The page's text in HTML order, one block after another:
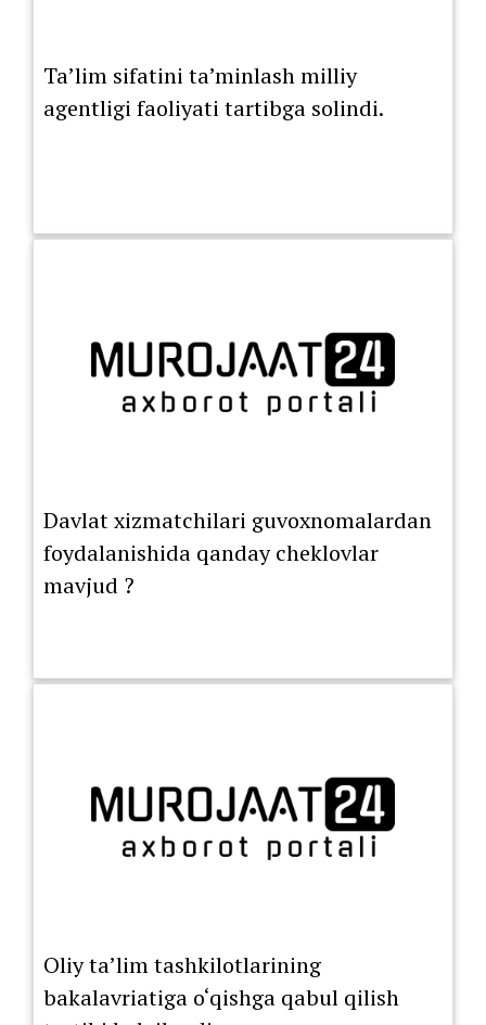
Ta’lim sifatini ta’minlash milliy
agentligi faoliyati tartibga solindi.
Davlat xizmatchilari guvoxnomalardan
foydalanishida qanday cheklovlar
mavjud ?
Oliy ta’lim tashkilotlarining
bakalavriatiga o‘qishga qabul qilish